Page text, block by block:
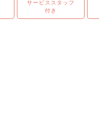
サービススタッフ
付き